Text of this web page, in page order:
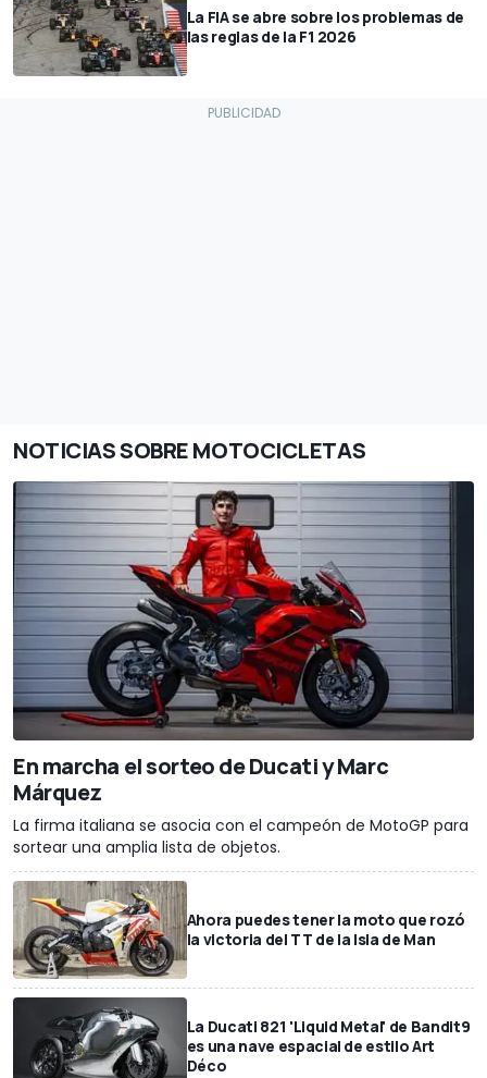
La FIA se abre sobre los problemas de
las reglas de la F1 2026
NOTICIAS SOBRE MOTOCICLETAS
En marcha el sorteo de Ducati y Marc
Márquez
La firma italiana se asocia con el campeón de MotoGP para
sortear una amplia lista de objetos.
Ahora puedes tener la moto que rozó
la victoria del TT de la Isla de Man
La Ducati 821 'Liquid Metal' de Bandit9
es una nave espacial de estilo Art
Déco